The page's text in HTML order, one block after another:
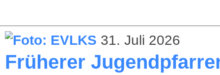
31. Juli 2026
Früherer